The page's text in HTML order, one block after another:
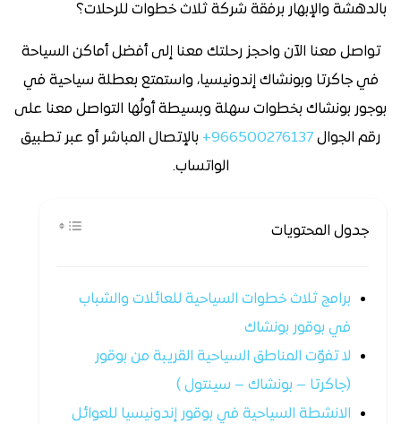
بالدهشة والإبهار برفقة شركة ثلاث خطوات للرحلات؟
تواصل معنا الآن واحجز رحلتك معنا إلى أفضل أماكن السياحة
في جاكرتا وبونشاك إندونيسيا، واستمتع بعطلة سياحية في
بوجور بونشاك بخطوات سهلة وبسيطة أولُها التواصل معنا على
رقم الجوال 966500276137+
بالإتصال المباشر أو عبر تطبيق
الواتساب.
جدول المحتويات
برامج ثلاث خطوات السياحية للعائلات والشباب
في بوقور بونشاك
لا تفوّت المناطق السياحية القريبة من بوقور
(جاكرتا – بونشاك – سينتول )
الانشطة السياحية في بوقور إندونيسيا للعوائل